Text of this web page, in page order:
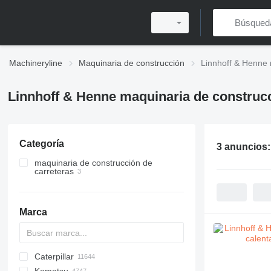
Machineryline Maquinaria de construcción Linnhoff & Henne
Linnhoff & Henne maquinaria de
Categoría
maquinaria de construcción de
carreteras
Marca
Titan
AL
SP
AX
X-Series
AFW
HD
FlexiROC
1304
400 - series
BC
BG
BB
553
GSH
Leonardo
AHK
K-series
CK
3.5
B-series
450
Caterpillar
3 anuncios: